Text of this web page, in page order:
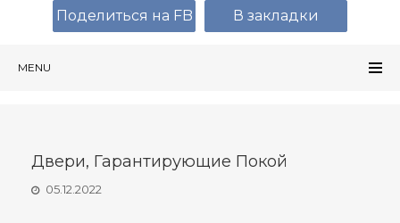
MENU
Двери, Гарантирующие Покой
05.12.2022
Поделиться на FB В закладки